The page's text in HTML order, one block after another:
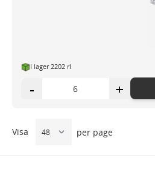
I lager 2202 rl
- +
Visa per page